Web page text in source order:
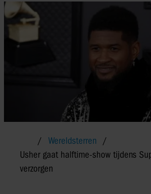
Wereldsterren
Usher gaat halftime-show tijdens
verzorgen